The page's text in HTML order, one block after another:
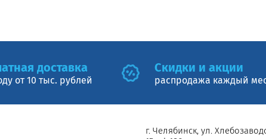
доставка
от 10 тыс. рублей
Cкидки и акции
распродажа каждый
г. Челябинск, ул.